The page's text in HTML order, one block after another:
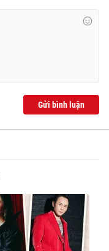
Gửi bình luận